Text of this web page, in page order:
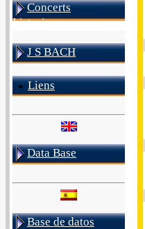
Concerts
historiques
J S BACH
Liens
Data Base
Base de datos